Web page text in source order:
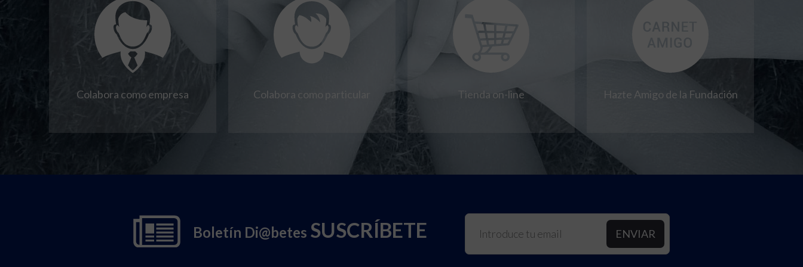
Colabora como empresa Colabora como particular Tienda on-line Hazte Amigo de la Fundación
Boletín Di@betes SUSCRÍBETE